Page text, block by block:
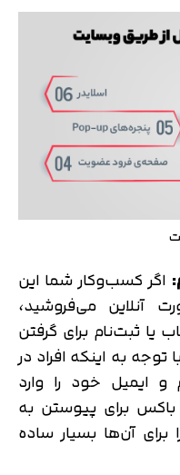
اگر کسب‌وکار شما این
آنلاین می‌فروشید،
یا ثبت‌نام برای گرفتن
به اینکه افراد در
ایمیل خود را وارد
برای پیوستن به
آن‌ها بسیار ساده